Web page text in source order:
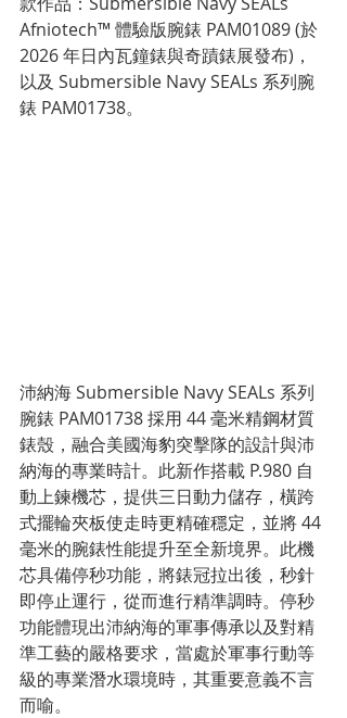
Afniotech™ 體驗版腕錶 PAM01089 (於
2026 年日內瓦鐘錶與奇蹟錶展發布)，
以及 Submersible Navy SEALs 系列腕
錶 PAM01738。
沛納海 Submersible Navy SEALs 系列
腕錶 PAM01738 採用 44 毫米精鋼材質
錶殼，融合美國海豹突擊隊的設計與沛
納海的專業時計。此新作搭載 P.980 自
動上鍊機芯，提供三日動力儲存，橫跨
式擺輪夾板使走時更精確穩定，並將 44
毫米的腕錶性能提升至全新境界。此機
芯具備停秒功能，將錶冠拉出後，秒針
即停止運行，從而進行精準調時。停秒
功能體現出沛納海的軍事傳承以及對精
準工藝的嚴格要求，當處於軍事行動等
級的專業潛水環境時，其重要意義不言
而喻。